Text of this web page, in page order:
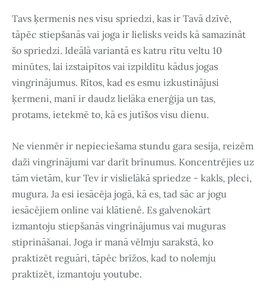
Tavs ķermenis nes visu spriedzi, kas ir Tavā dzīvē,
tāpēc stiepšanās vai joga ir lielisks veids kā samazināt
šo spriedzi. Ideālā variantā es katru rītu veltu 10
minūtes, lai izstaipītos vai izpildītu kādus jogas
vingrinājumus. Rītos, kad es esmu izkustinājusi
ķermeni, manī ir daudz lielāka enerģija un tas,
protams, ietekmē to, kā es jutīšos visu dienu.
Ne vienmēr ir nepieciešama stundu gara sesija, reizēm
daži vingrinājumi var darīt brīnumus. Koncentrējies uz
tām vietām, kur Tev ir vislielākā spriedze - kakls, pleci,
mugura. Ja esi iesācēja jogā, kā es, tad sāc ar jogu
iesācējiem online vai klātienē. Es galvenokārt
izmantoju stiepšanās vingrinājumus vai muguras
stiprināšanai. Joga ir manā vēlmju sarakstā, ko
praktizēt reguāri, tāpēc brīžos, kad to nolemju
praktizēt, izmantoju youtube.